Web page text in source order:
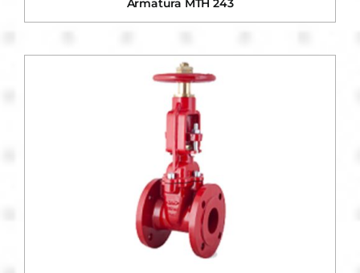
Armatura MTH 243